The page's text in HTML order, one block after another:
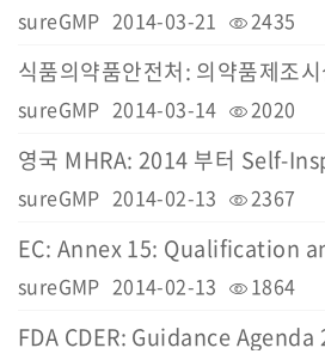
sureGMP 2014-03-21 2435
sureGMP 2014-03-14 2020
영국 MHRA: 2014 부터 Self-
sureGMP 2014-02-13 2367
sureGMP 2014-02-13 1864
FDA CDER: Guidance Agenda